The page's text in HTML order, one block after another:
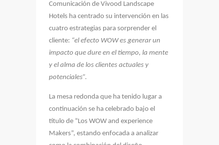
Comunicación de Vivood Landscape
Hotels ha centrado su intervención en las
cuatro estrategias para sorprender el
cliente: “el efecto WOW es generar un
impacto que dure en el tiempo, la mente
y el alma de los clientes actuales y
potenciales”.
La mesa redonda que ha tenido lugar a
continuación se ha celebrado bajo el
título de “Los WOW and experience
Makers”, estando enfocada a analizar